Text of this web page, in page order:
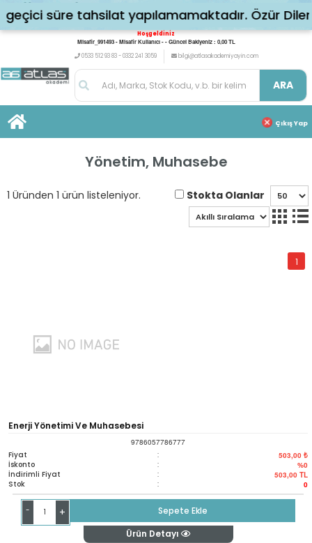
süre tahsilat yapılamamaktadır. Özür
Hoşgeldiniz
Misafir_991493 - Misafir Kullanıcı - - Güncel Bakiyeniz : 0,00 TL
0533 512 93 83 - 0332 241 3059
bilgi@atlasakademiyayin.com
ARA
Çıkış Yap
Yönetim, Muhasebe
1 Üründen 1 ürün listeleniyor. Stokta Olanlar
1
Enerji Yönetimi Ve Muhasebesi
9786057786777
Fiyat : 503,00 ₺
İskonto : %0
İndirimli Fiyat : 503,00 TL
Stok : 0
- +
Sepete Ekle
Ürün Detayı